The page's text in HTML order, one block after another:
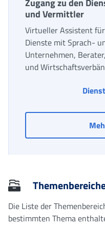
Zugang zu den
und Vermittler
Virtueller Assistent
Dienste mit Sprach-
Unternehmen,
und
Die Liste der
bestimmten Thema